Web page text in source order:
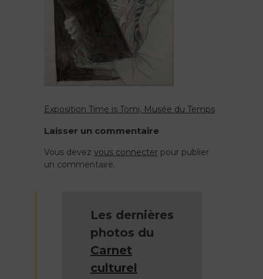
Diogenes-
Navigation
de
l’article
Exposition Time is Tomi, Musée du Temps
Laisser un commentaire
Vous devez vous connecterpour publier
un commentaire.
Les dernières
photos du
Carnet
culturel